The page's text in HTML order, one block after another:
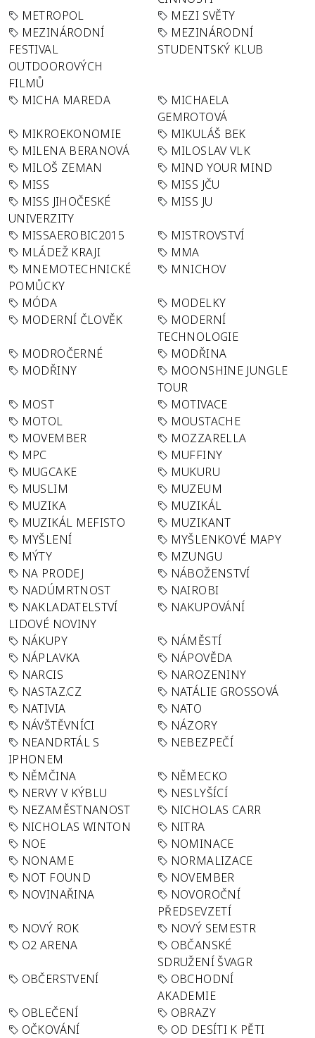
METROPOL
MEZI SVĚTY
MEZINÁRODNÍ
FESTIVAL
OUTDOOROVÝCH
FILMŮ
MEZINÁRODNÍ
STUDENTSKÝ KLUB
MICHA MAREDA
MICHAELA
GEMROTOVÁ
MIKROEKONOMIE
MIKULÁŠ BEK
MILENA BERANOVÁ
MILOSLAV VLK
MILOŠ ZEMAN
MIND YOUR MIND
MISS
MISS JČU
MISS JIHOČESKÉ
UNIVERZITY
MISS JU
MISSAEROBIC2015
MISTROVSTVÍ
MLÁDEŽ KRAJI
MMA
MNEMOTECHNICKÉ
POMŮCKY
MNICHOV
MÓDA
MODELKY
MODERNÍ ČLOVĚK
MODERNÍ
TECHNOLOGIE
MODROČERNÉ
MODŘINA
MODŘINY
MOONSHINE JUNGLE
TOUR
MOST
MOTIVACE
MOTOL
MOUSTACHE
MOVEMBER
MOZZARELLA
MPC
MUFFINY
MUGCAKE
MUKURU
MUSLIM
MUZEUM
MUZIKA
MUZIKÁL
MUZIKÁL MEFISTO
MUZIKANT
MYŠLENÍ
MYŠLENKOVÉ MAPY
MÝTY
MZUNGU
NA PRODEJ
NÁBOŽENSTVÍ
NADÚMRTNOST
NAIROBI
NAKLADATELSTVÍ
LIDOVÉ NOVINY
NAKUPOVÁNÍ
NÁKUPY
NÁMĚSTÍ
NÁPLAVKA
NÁPOVĚDA
NARCIS
NAROZENINY
NASTAZ.CZ
NATÁLIE GROSSOVÁ
NATIVIA
NATO
NÁVŠTĚVNÍCI
NÁZORY
NEANDRTÁL S
IPHONEM
NEBEZPEČÍ
NĚMČINA
NĚMECKO
NERVY V KÝBLU
NESLYŠÍCÍ
NEZAMĚSTNANOST
NICHOLAS CARR
NICHOLAS WINTON
NITRA
NOE
NOMINACE
NONAME
NORMALIZACE
NOT FOUND
NOVEMBER
NOVINAŘINA
NOVOROČNÍ
PŘEDSEVZETÍ
NOVÝ ROK
NOVÝ SEMESTR
O2 ARENA
OBČANSKÉ
SDRUŽENÍ ŠVAGR
OBČERSTVENÍ
OBCHODNÍ
AKADEMIE
OBLEČENÍ
OBRAZY
OČKOVÁNÍ
OD DESÍTI K PĚTI